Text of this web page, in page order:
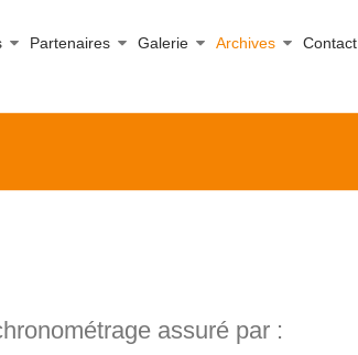
Partenaires Galerie Archives Contact
assuré par :